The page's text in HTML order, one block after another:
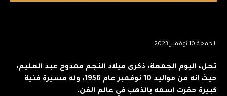
الجمعة 10 نوفمبر 2023
تحل، اليوم الجمعة، ذكرى ميلاد النجم ممدوح عبد العليم،
حيث إنه من مواليد 10 نوفمبر عام 1956، وله مسيرة فنية
كبيرة حفرت اسمه بالذهب في عالم الفن.